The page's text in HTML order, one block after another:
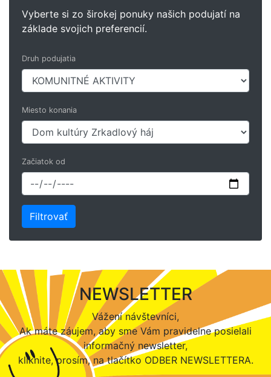
Vyberte si zo širokej ponuky našich podujatí na
základe svojich preferencií.
Druh podujatia
Miesto konania
Začiatok od
NEWSLETTER
Vážení návštevníci,
Ak máte záujem, aby sme Vám pravidelne posielali
informačný newsletter,
kliknite, prosím, na tlačítko ODBER NEWSLETTERA.